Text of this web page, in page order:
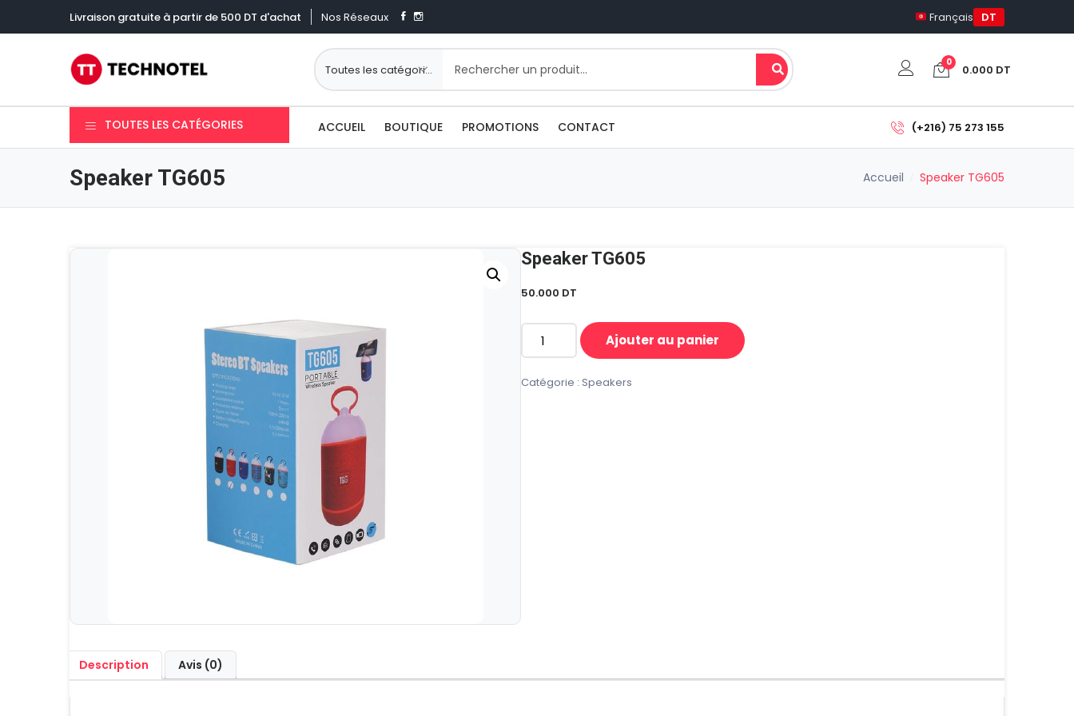
Livraison gratuite à partir de 500 DT d'achat Nos Réseaux Français DT
0 0.000 DT
0.000DT
TOUTES LES CATÉGORIES ACCUEIL BOUTIQUE PROMOTIONS CONTACT (+216) 75 273 155
Speaker TG605 Accueil Speaker TG605
Speaker TG605
50.000 DT
quantité
Speaker
Ajouter au panier
Catégorie : Speakers
Description Avis (0)